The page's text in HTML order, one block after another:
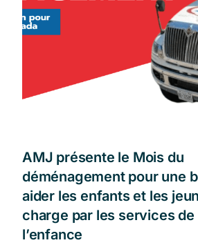
AMJ présente le Mois du
déménagement pour une
aider les enfants et les
charge par les services
l’enfance